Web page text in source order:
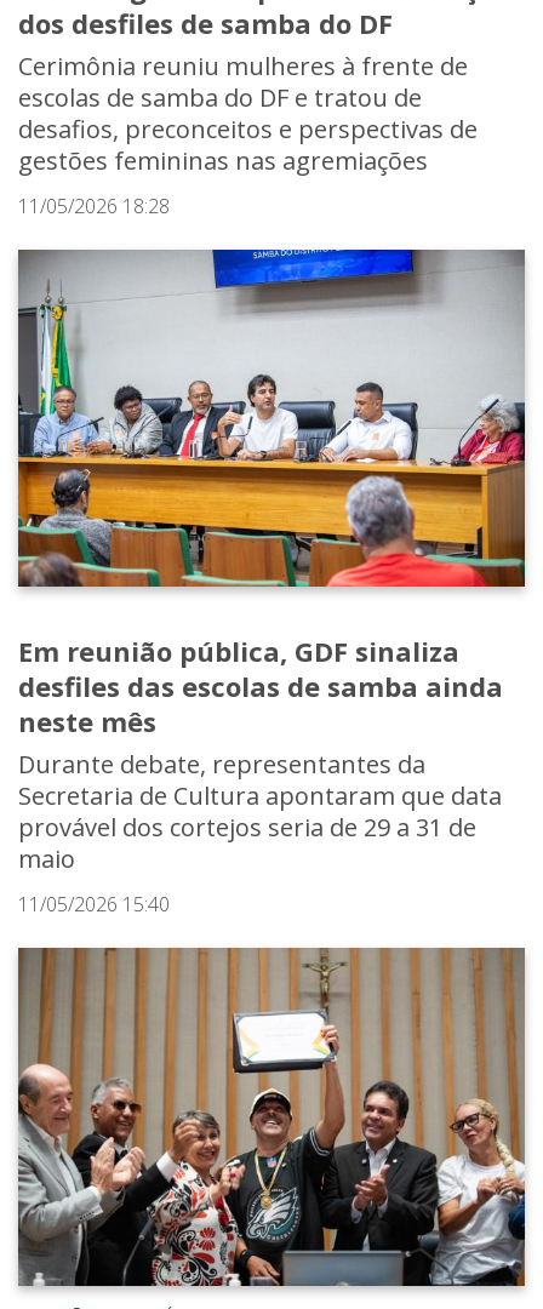
dos desfiles de samba do DF
Cerimônia reuniu mulheres à frente de
escolas de samba do DF e tratou de
desafios, preconceitos e perspectivas de
gestões femininas nas agremiações
11/05/2026 18:28
Em reunião pública, GDF sinaliza
desfiles das escolas de samba ainda
neste mês
Durante debate, representantes da
Secretaria de Cultura apontaram que data
provável dos cortejos seria de 29 a 31 de
maio
11/05/2026 15:40